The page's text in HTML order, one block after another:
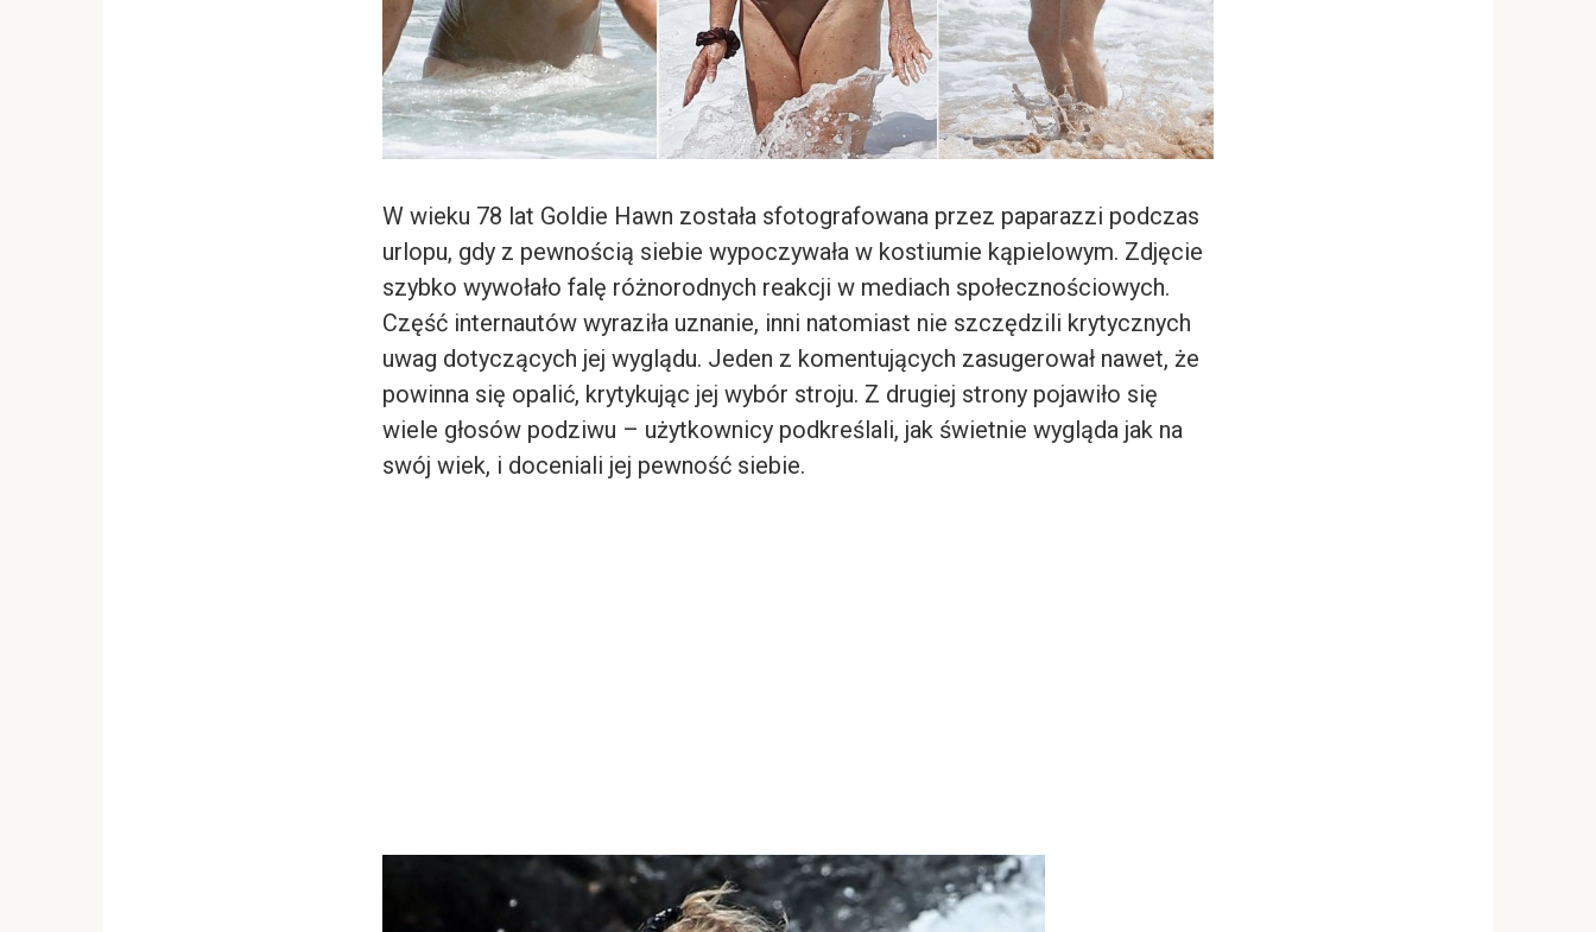
W wieku 78 lat Goldie Hawn została sfotografowana przez paparazzi podczas
urlopu, gdy z pewnością siebie wypoczywała w kostiumie kąpielowym. Zdjęcie
szybko wywołało falę różnorodnych reakcji w mediach społecznościowych.
Część internautów wyraziła uznanie, inni natomiast nie szczędzili krytycznych
uwag dotyczących jej wyglądu. Jeden z komentujących zasugerował nawet, że
powinna się opalić, krytykując jej wybór stroju. Z drugiej strony pojawiło się
wiele głosów podziwu – użytkownicy podkreślali, jak świetnie wygląda jak na
swój wiek, i doceniali jej pewność siebie.